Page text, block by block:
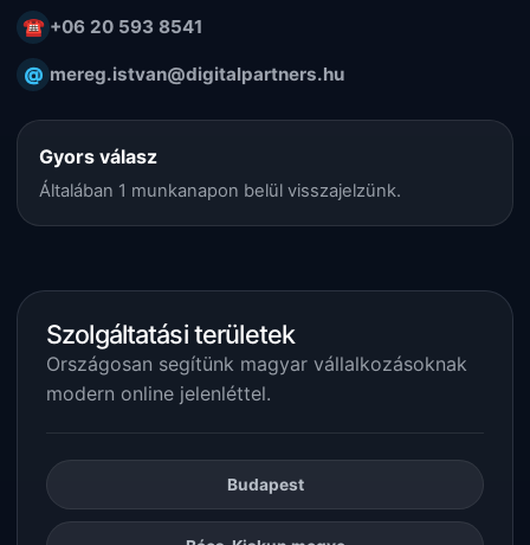
☎ +06 20 593 8541
@ mereg.istvan@digitalpartners.hu
Gyors válasz
Általában 1 munkanapon belül visszajelzünk.
Szolgáltatási területek
Országosan segítünk magyar vállalkozásoknak
modern online jelenléttel.
Budapest